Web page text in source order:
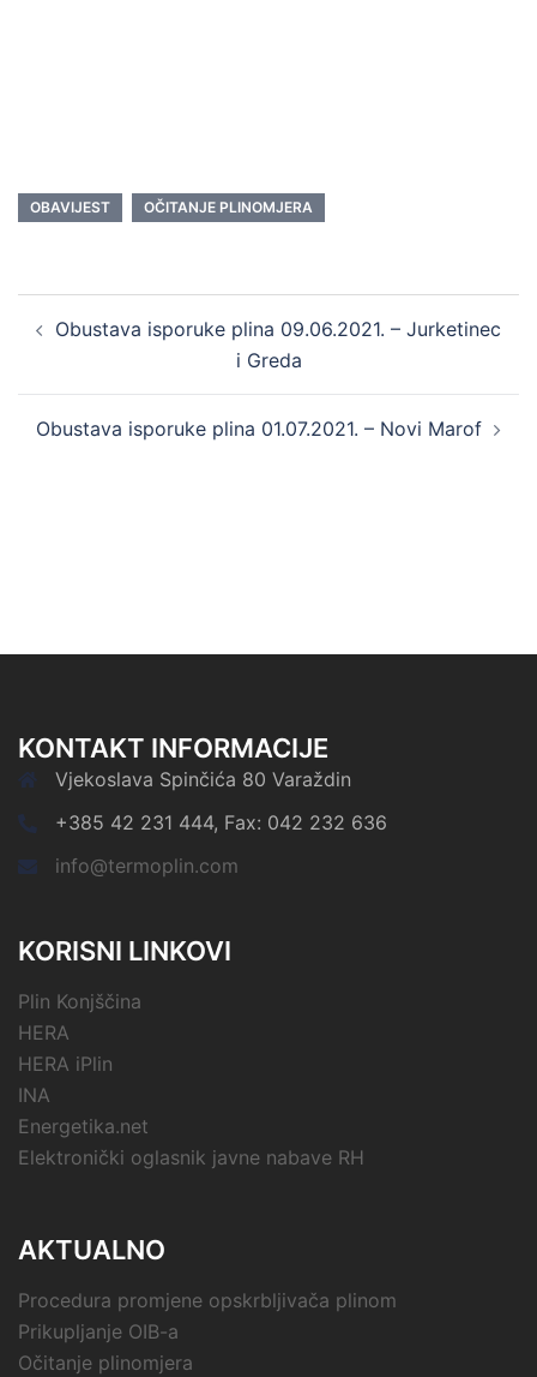
OBAVIJEST OČITANJE PLINOMJERA
navigation
Obustava isporuke plina 09.06.2021. – Jurketinec
i Greda
Obustava isporuke plina 01.07.2021. – Novi Marof
KONTAKT INFORMACIJE
Vjekoslava Spinčića 80 Varaždin
+385 42 231 444, Fax: 042 232 636
info@termoplin.com
KORISNI LINKOVI
Plin Konjščina
HERA
HERA iPlin
INA
Energetika.net
Elektronički oglasnik javne nabave RH
AKTUALNO
Procedura promjene opskrbljivača plinom
Prikupljanje OIB-a
Očitanje plinomjera